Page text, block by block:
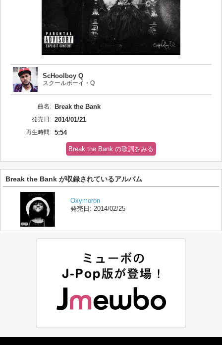
ScHoolboy Q
スクールボーイ・Q
曲名: Break the Bank
発売日: 2014/01/21
再生時間: 5:54
Break the Bank の歌詞をみる
Break the Bank が収録されているアルバム
Oxymoron
発売日: 2014/02/25